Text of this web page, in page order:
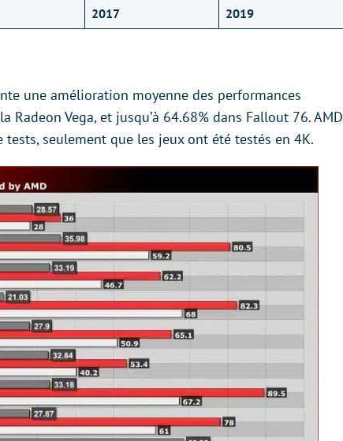
2017 2019
une amélioration moyenne des performances
Radeon Vega, et jusqu’à 64.68% dans Fallout 76. AMD
tests, seulement que les jeux ont été testés en 4K.